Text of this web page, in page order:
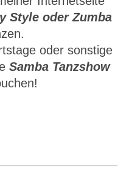
Style oder Zumba
oder sonstige
Samba Tanzshow